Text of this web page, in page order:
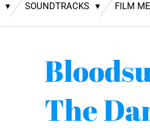
SOUNDTRACKS FILM
The